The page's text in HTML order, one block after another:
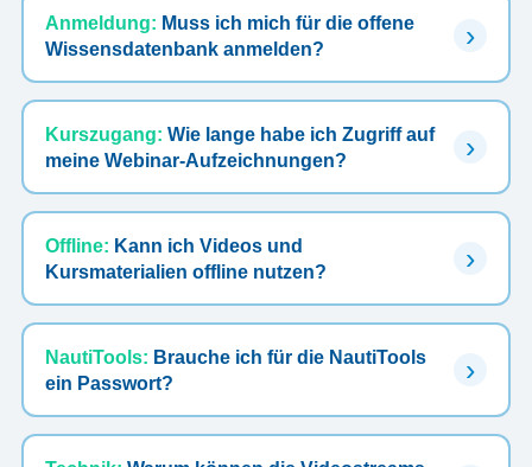
Anmeldung: Muss ich mich für die offene
Wissensdatenbank anmelden?
Kurszugang: Wie lange habe ich Zugriff auf
meine Webinar-Aufzeichnungen?
Offline: Kann ich Videos und
Kursmaterialien offline nutzen?
NautiTools: Brauche ich für die NautiTools
ein Passwort?